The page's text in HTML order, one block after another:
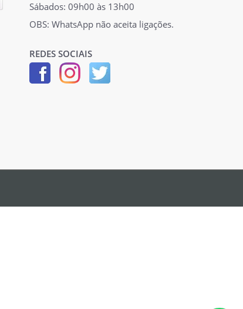
Sábados: 09h00 às 13h00
OBS: WhatsApp não aceita ligações.
REDES SOCIAIS